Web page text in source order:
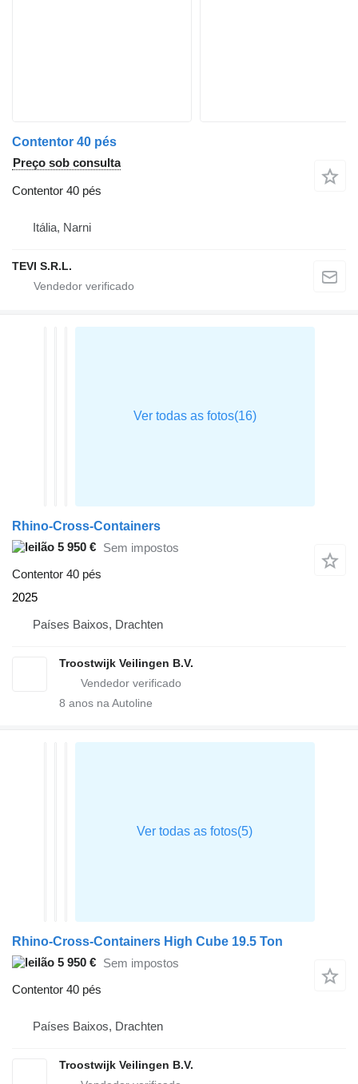
Contentor 40 pés
Preço sob consulta
Contentor 40 pés
Itália, Narni
TEVI S.R.L.
Rhino-Cross-Containers
5 950 € Sem impostos
Contentor 40 pés
2025
Países Baixos, Drachten
Troostwijk Veilingen B.V.
8 anos na Autoline
Rhino-Cross-Containers High Cube 19.5 Ton
5 950 € Sem impostos
Contentor 40 pés
Países Baixos, Drachten
Troostwijk Veilingen B.V.